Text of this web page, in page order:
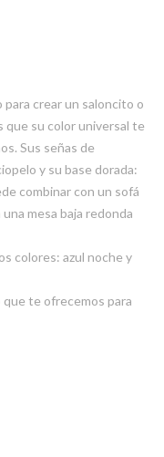
crear un saloncito o
que su color universal te
Sus señas de
y su base dorada:
combinar con un sofá
mesa baja redonda
colores: azul noche y
te ofrecemos para